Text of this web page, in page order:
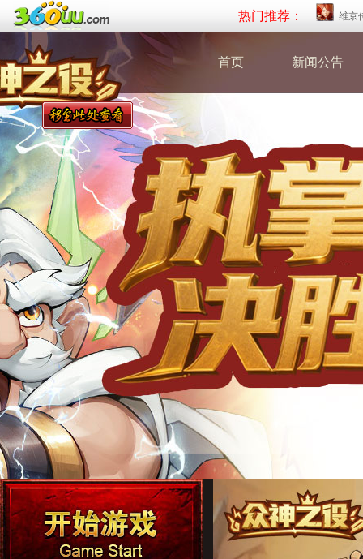
热门推荐： 维京
首页 新闻公告
众神之役1
众神之役2
众神之役3
众神之役4
众神之役5